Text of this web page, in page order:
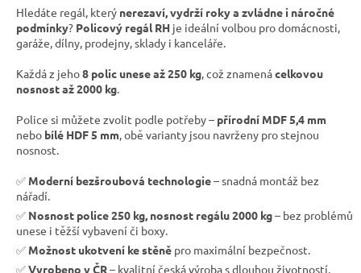
Hledáte regál, který nerezaví, vydrží roky a zvládne i náročné
podmínky? Policový regál RH je ideální volbou pro domácnosti,
garáže, dílny, prodejny, sklady i kanceláře.
Každá z jeho8 polic unese až 250 kg, což znamenácelkovou
nosnost až 2000 kg.
Police si můžete zvolit podle potřeby – přírodní MDF 5,4 mm
nebo bílé HDF 5 mm, obě varianty jsou navrženy pro stejnou
nosnost.
✅ Moderní bezšroubová technologie– snadná montáž bez
nářadí.
✅ Nosnost police 250 kg, nosnost regálu 2000 kg– bez problémů
unese i těžší vybavení či boxy.
✅ Možnost ukotvení ke stěně pro maximální bezpečnost.
✅Vyrobeno v ČR– kvalitní česká výroba s dlouhou životností.